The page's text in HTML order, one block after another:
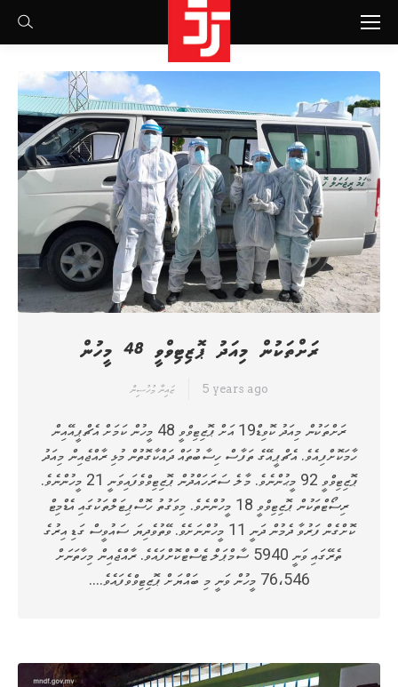
Search:
ރަށްތަކުން މިއަދު ޕޮޒިޓިވްވީ 48 މީހުން
ޒައިނާ މުހުސިން 5 years ago
ރަށްތަކުން މިއަދު ކޮވިޑް19 އަށް ޕޮޒިޓިވްވީ 48 މީހުން ކަމަށް އެޗްޕީއޭއިން
ހާމަކޮށްފިއެވެ. އެޗްޕީއޭގެ ތަފާސް ހިސާބުތައް ދައްކާގޮތުން މުޅި ރާއްޖެއިން މިއަދު
ޕޮޒިޓިވްވީ 92 މީޙުންނެވެ. މާލެ ސަރަހައްދުން ޕޮޒިޓިވްވެފައިވަނީ 21 މީހުންނެވެ.
ރިސޯޓްތަކުން ޕޮޒިޓިވްވީ 18 މީހުންނެވެ. މިވަގުތު ހޮސްޕިޓަލްތަކުގައި އެޑްމިޓް
ކޮށްގެން ފަރުވާ ދެމުން ދަނީ 11 މީހުންނަށެވެ. ވޭތުވެދިޔަ ސައުވީސް ގަޑި އިރުގެ
ތެރޭގައި ވަނީ 5940 ސާމްޕަލް ޓެސްޓްކޮށްފައެވެ. ރާއްޖެއިން މިހާތަނަށް
76،546 މީހުން ވަނީ މި ބައްޔަށް ޕޮޒިޓިވްވެފައެވެ.…